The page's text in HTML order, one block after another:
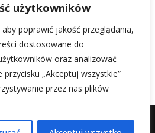
użytkowników
poprawić jakość przeglądania,
dostosowane do
oraz analizować
„Akceptuj wszystkie”
przez nas plików
i zaprosić musisz wiedzieć!
Kontakt z nami